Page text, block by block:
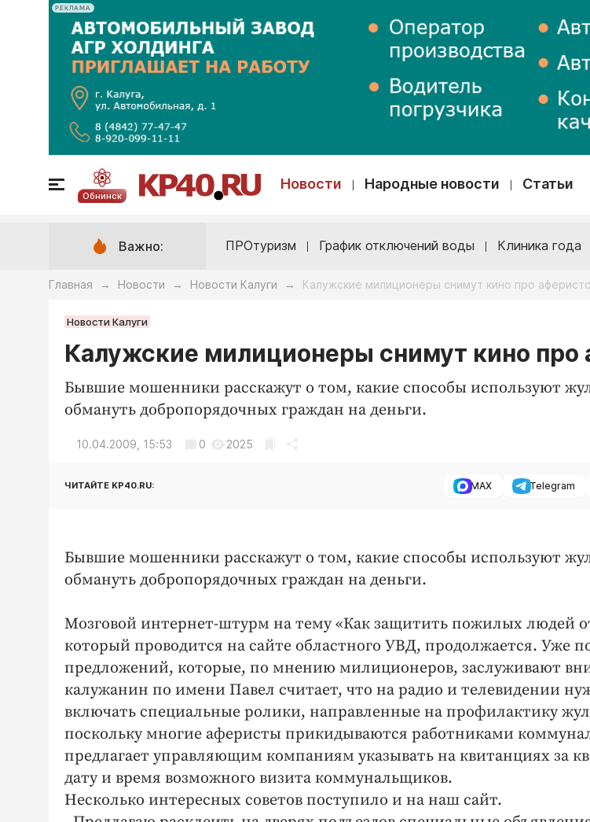
РЕКЛАМА
Обнинск
Новости Народные новости Статьи
Важно: ПРОтуризм График отключений воды Клиника года
Главная → Новости → Новости Калуги → Калужские милиционеры снимут кино про
Новости Калуги
Калужские милиционеры снимут кино про
Бывшие мошенники расскажут о том, какие способы используют
обмануть добропорядочных граждан на деньги.
10.04.2009, 15:53 0 2025
ЧИТАЙТЕ KP40.RU: MAX Telegram
Бывшие мошенники расскажут о том, какие способы используют
обмануть добропорядочных граждан на деньги.
Мозговой интернет-штурм на тему «Как защитить пожилых людей
который проводится на сайте областного УВД, продолжается. Уже
предложений, которые, по мнению милиционеров, заслуживают
калужанин по имени Павел считает, что на радио и телевидении
включать специальные ролики, направленные на профилактику
поскольку многие аферисты прикидываются работниками
предлагает управляющим компаниям указывать на квитанциях за
дату и время возможного визита коммунальщиков.
Несколько интересных советов поступило и на наш сайт.